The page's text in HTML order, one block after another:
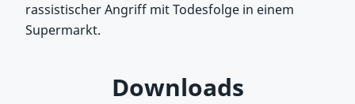
rassistischer Angriff mit Todesfolge in einem
Supermarkt.
Downloads